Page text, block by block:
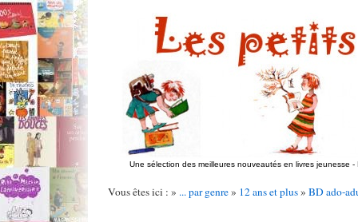
Une sélection des meilleures nouveautés en livres jeunesse -
Vous êtes ici : » ... par genre» 12 ans et plus» BD ado-